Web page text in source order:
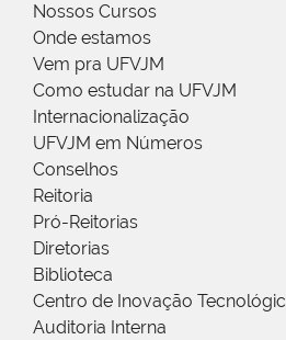
Nossos Cursos
Onde estamos
Vem pra UFVJM
Como estudar na UFVJM
Internacionalização
UFVJM em Números
Conselhos
Reitoria
Pró-Reitorias
Diretorias
Biblioteca
Centro de Inovação
Auditoria Interna